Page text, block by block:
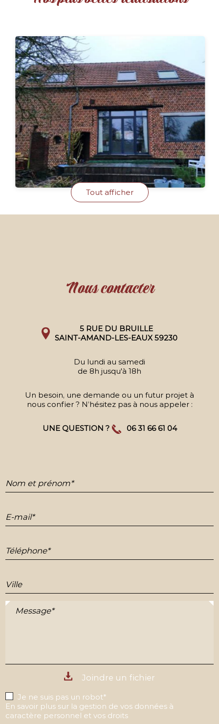
Tout afficher
Nom et prénom*
E-mail*
Téléphone*
Ville
Message*
Joindre un fichier
Je ne suis pas un robot*
En savoir plus sur la gestion de vos données à
caractère personnel et vos droits
Nous contacter
5 RUE DU BRUILLE
SAINT-AMAND-LES-EAUX 59230
Du lundi au samedi
de 8h jusqu'à 18h
Un besoin, une demande ou un futur projet à
nous confier ? N’hésitez pas à nous appeler :
UNE QUESTION ? 06 31 66 61 04